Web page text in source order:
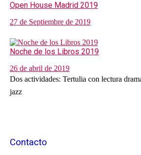
Open House Madrid 2019
27 de Septiembre de 2019
Noche de los Libros 2019
26 de abril de 2019
Dos actividades: Tertulia con lectura
jazz
Contacto